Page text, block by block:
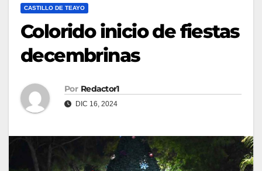
CASTILLO DE TEAYO
Colorido inicio de fiestas
decembrinas
Por Redactor1
DIC 16, 2024